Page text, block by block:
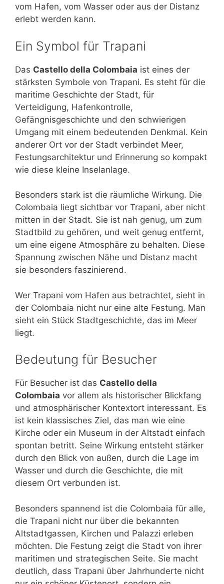
vom Hafen, vom Wasser oder aus der Distanz
erlebt werden kann.
Ein Symbol für Trapani
Das Castello della Colombaia ist eines der
stärksten Symbole von Trapani. Es steht für die
maritime Geschichte der Stadt, für
Verteidigung, Hafenkontrolle,
Gefängnisgeschichte und den schwierigen
Umgang mit einem bedeutenden Denkmal. Kein
anderer Ort vor der Stadt verbindet Meer,
Festungsarchitektur und Erinnerung so kompakt
wie diese kleine Inselanlage.
Besonders stark ist die räumliche Wirkung. Die
Colombaia liegt sichtbar vor Trapani, aber nicht
mitten in der Stadt. Sie ist nah genug, um zum
Stadtbild zu gehören, und weit genug entfernt,
um eine eigene Atmosphäre zu behalten. Diese
Spannung zwischen Nähe und Distanz macht
sie besonders faszinierend.
Wer Trapani vom Hafen aus betrachtet, sieht in
der Colombaia nicht nur eine alte Festung. Man
sieht ein Stück Stadtgeschichte, das im Meer
liegt.
Bedeutung für Besucher
Für Besucher ist das Castello della
Colombaia vor allem als historischer Blickfang
und atmosphärischer Kontextort interessant. Es
ist kein klassisches Ziel, das man wie eine
Kirche oder ein Museum in der Altstadt einfach
spontan betritt. Seine Wirkung entsteht stärker
durch den Blick von außen, durch die Lage im
Wasser und durch die Geschichte, die mit
diesem Ort verbunden ist.
Besonders spannend ist die Colombaia für alle,
die Trapani nicht nur über die bekannten
Altstadtgassen, Kirchen und Palazzi erleben
möchten. Die Festung zeigt die Stadt von ihrer
maritimen und strategischen Seite. Sie macht
deutlich, dass Trapani über Jahrhunderte nicht